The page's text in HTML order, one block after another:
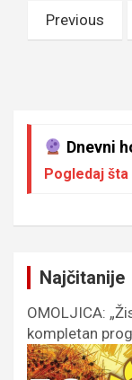
Пагинација
чланака
Previous
Dnevni
Pogledaj
Najčitanije
OMOLJICA:
kompletan